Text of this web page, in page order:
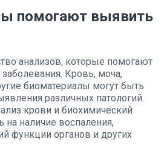
помогают выявить
анализов, которые помогают
Кровь, моча,
биоматериалы могут быть
различных патологий.
крови и биохимический
на наличие воспаления,
функции органов и других